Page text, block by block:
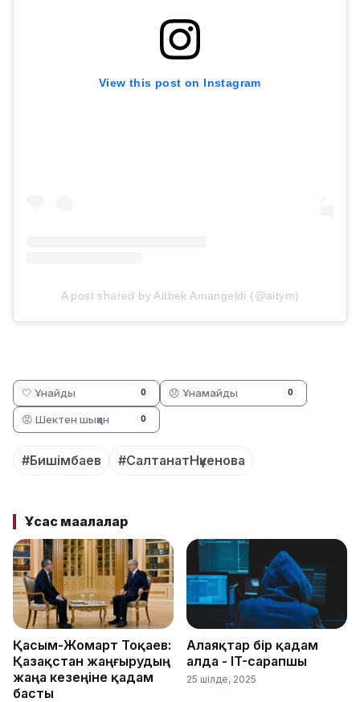
View this post on Instagram
A post shared by Aitbek Amangeldi (@aitym)
🤍 Ұнайды 0 😞 Ұнамайды 0
😡 Шектен шыққан 0
#Бишімбаев #СалтанатНүкенова
Ұқсас мақалалар
Қасым-Жомарт Тоқаев:
Қазақстан жаңғырудың
жаңа кезеңіне қадам
басты
Алаяқтар бір қадам
алда - IT-сарапшы
25 шілде, 2025